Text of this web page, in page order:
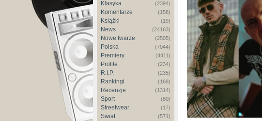
Klasyka (2394)
Komentarze (158)
Książki (19)
News (24163)
Nowe twarze (2505)
Polska (7044)
Premiery (4411)
Profile (234)
R.I.P. (235)
Rankingi (168)
Recenzje (1314)
Sport (80)
Streetwear (17)
Świat (571)